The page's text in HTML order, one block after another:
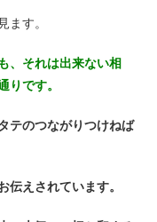
ます。
、それは出来ない相
りです。
テのつながりつけねば
伝えされています。